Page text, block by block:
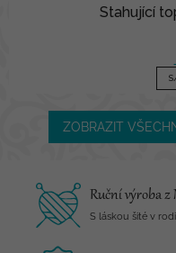
Stahující
ZOBRAZIT
Ruční výroba z
S láskou šité v